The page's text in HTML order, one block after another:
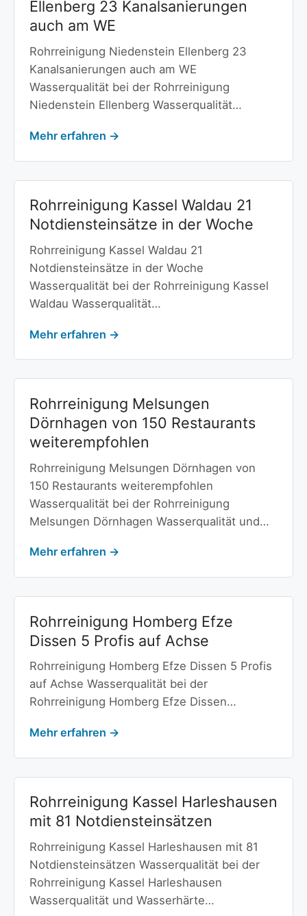
Ellenberg 23 Kanalsanierungen
auch am WE
Rohrreinigung Niedenstein Ellenberg 23
Kanalsanierungen auch am WE
Wasserqualität bei der Rohrreinigung
Niedenstein Ellenberg Wasserqualität…
Mehr erfahren →
Rohrreinigung Kassel Waldau 21
Notdiensteinsätze in der Woche
Rohrreinigung Kassel Waldau 21
Notdiensteinsätze in der Woche
Wasserqualität bei der Rohrreinigung Kassel
Waldau Wasserqualität…
Mehr erfahren →
Rohrreinigung Melsungen
Dörnhagen von 150 Restaurants
weiterempfohlen
Rohrreinigung Melsungen Dörnhagen von
150 Restaurants weiterempfohlen
Wasserqualität bei der Rohrreinigung
Melsungen Dörnhagen Wasserqualität und…
Mehr erfahren →
Rohrreinigung Homberg Efze
Dissen 5 Profis auf Achse
Rohrreinigung Homberg Efze Dissen 5 Profis
auf Achse Wasserqualität bei der
Rohrreinigung Homberg Efze Dissen…
Mehr erfahren →
Rohrreinigung Kassel Harleshausen
mit 81 Notdiensteinsätzen
Rohrreinigung Kassel Harleshausen mit 81
Notdiensteinsätzen Wasserqualität bei der
Rohrreinigung Kassel Harleshausen
Wasserqualität und Wasserhärte…